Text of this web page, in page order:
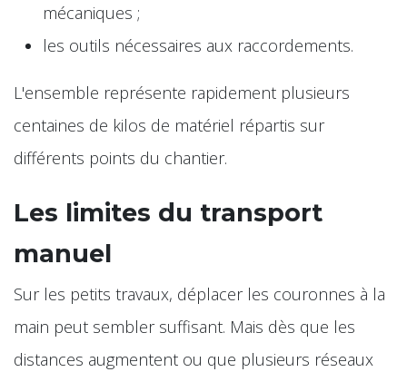
mécaniques ;
les outils nécessaires aux raccordements.
L'ensemble représente rapidement plusieurs
centaines de kilos de matériel répartis sur
différents points du chantier.
Les limites du transport
manuel
Sur les petits travaux, déplacer les couronnes à la
main peut sembler suffisant. Mais dès que les
distances augmentent ou que plusieurs réseaux